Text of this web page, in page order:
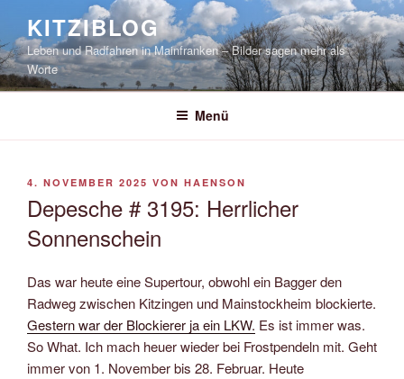
springen
KITZIBLOG
Leben und Radfahren in Mainfranken – Bilder sagen mehr als
Worte
Menü
VERÖFFENTLICHT
4. NOVEMBER 2025 VON HAENSON
Depesche # 3195: Herrlicher
Sonnenschein
Das war heute eine Supertour, obwohl ein Bagger den
Radweg zwischen Kitzingen und Mainstockheim blockierte.
Gestern war der Blockierer ja ein LKW. Es ist immer was.
So What. Ich mach heuer wieder bei Frostpendeln mit. Geht
immer von 1. November bis 28. Februar. Heute